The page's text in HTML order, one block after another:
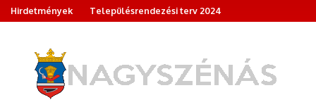
Hirdetmények
Településrendezési terv 2024